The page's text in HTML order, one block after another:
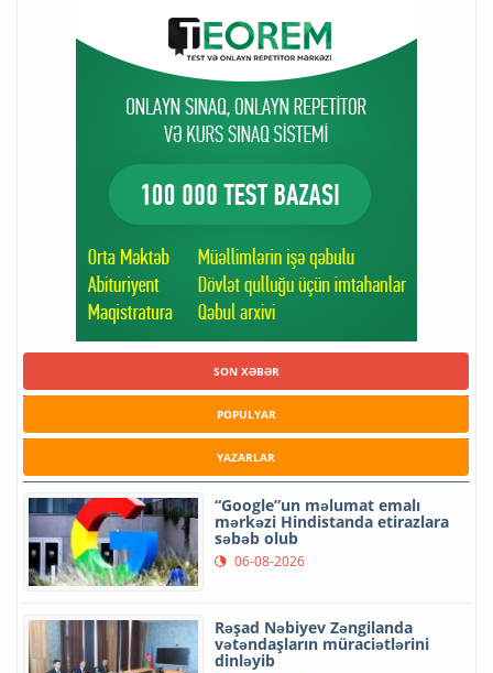
SON XƏBƏR
POPULYAR
YAZARLAR
“Google”un məlumat emalı
mərkəzi Hindistanda etirazlara
səbəb olub
06-08-2026
Rəşad Nəbiyev Zəngilanda
vətəndaşların müraciətlərini
dinləyib